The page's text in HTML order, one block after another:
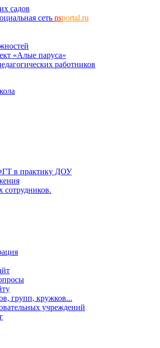
садов
сеть nsportal.ru
«Алые паруса»
работников
в практику ДОУ
групп, кружков...
учреждений